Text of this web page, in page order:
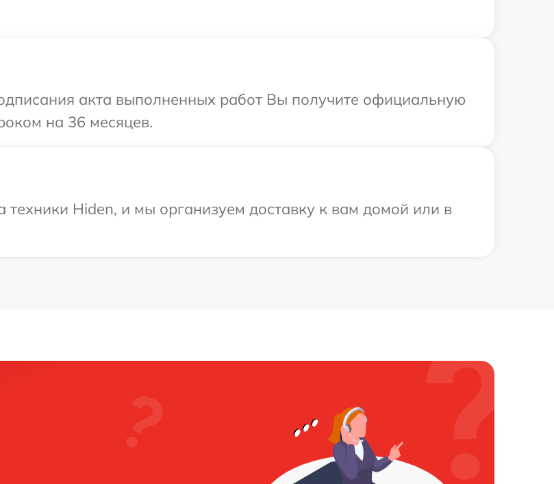
акта выполненных работ Вы получите официальную
на 36 месяцев.
Hiden, и мы организуем доставку к вам домой или в